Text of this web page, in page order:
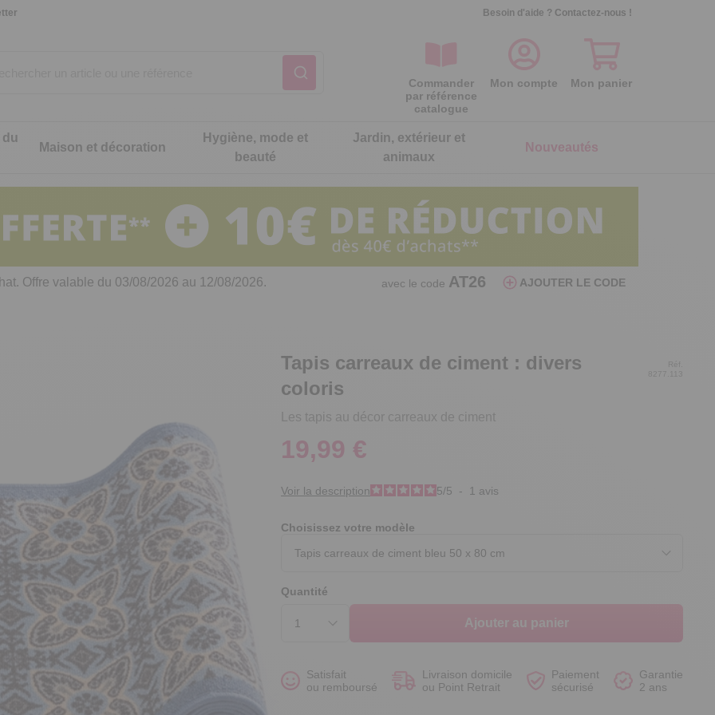
Besoin d'aide ? Contactez-nous !
Commander
par référence
catalogue
Mon compte Mon panier
cuisine
Notre produit du mois
Séparateur oeufs poule
Par aspiration, elle sépare le blanc du
Notre produit du mois
Maison et décoration
Notre produit du mois
Lot de 2 galettes de chaise
réversibles
Hygiène, mode et
beauté
intimité
Notre produit du mois
Lot de 2 gants microfibre nettoie
lunettes
Jardin, extérieur et
animaux
Notre produit du mois
Lot de 2 embouts d'arrosage
Assurez un arrosage ciblé et précis
Nouveautés
Notre produit du mois
Offre valable du 03/08/2026 au 12/08/2026. avec le code AT26 AJOUTER LE CODE
Tapis carreaux de ciment : divers
coloris
Les tapis au décor carreaux de ciment
Réf.
8277.113
19,99 €
Voir la description 5/5 - 1 avis
Choisissez votre modèle
Quantité
Ajouter au panier
Satisfait
ou remboursé
Livraison domicile
ou Point Retrait
Paiement
sécurisé
Garantie
2 ans